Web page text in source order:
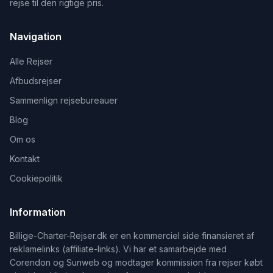
rejse til den rigtige pris.
Navigation
Alle Rejser
Afbudsrejser
Sammenlign rejsebureauer
Blog
Om os
Kontakt
Cookiepolitik
Information
Billige-Charter-Rejser.dk er en kommerciel side finansieret af
reklamelinks (affiliate-links). Vi har et samarbejde med
Corendon og Sunweb og modtager kommission fra rejser købt